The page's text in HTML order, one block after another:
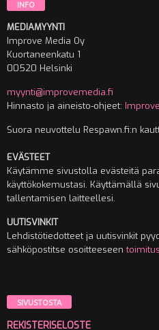
INFO
MEDIAMYYNTI
Improve Media Oy
Kuortaneenkatu 1
00520 Helsinki
myynti@improvemedia.fi
Hinnasto ja aineisto-ohjeet:
Suora neuvottelu Respawn.fi:n
EVÄSTEET
Käytämme sivustolla evästeitä
käyttökokemustasi. Käyttämällä
tallentamisen laitteellesi.
UUTISVINKIT
Lehdistötiedotteet ja uutisvinkit
sähköpostitse osoitteeseen
SIVUSTOSTA
REKISTERISELOSTE